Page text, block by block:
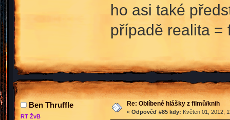
ho asi také
případě realita
Ben Thruffle
RT ŽvB
Re: Oblíbené hlášky z filmů/knih
« Odpověď #85 kdy: Květen 01, 2012,